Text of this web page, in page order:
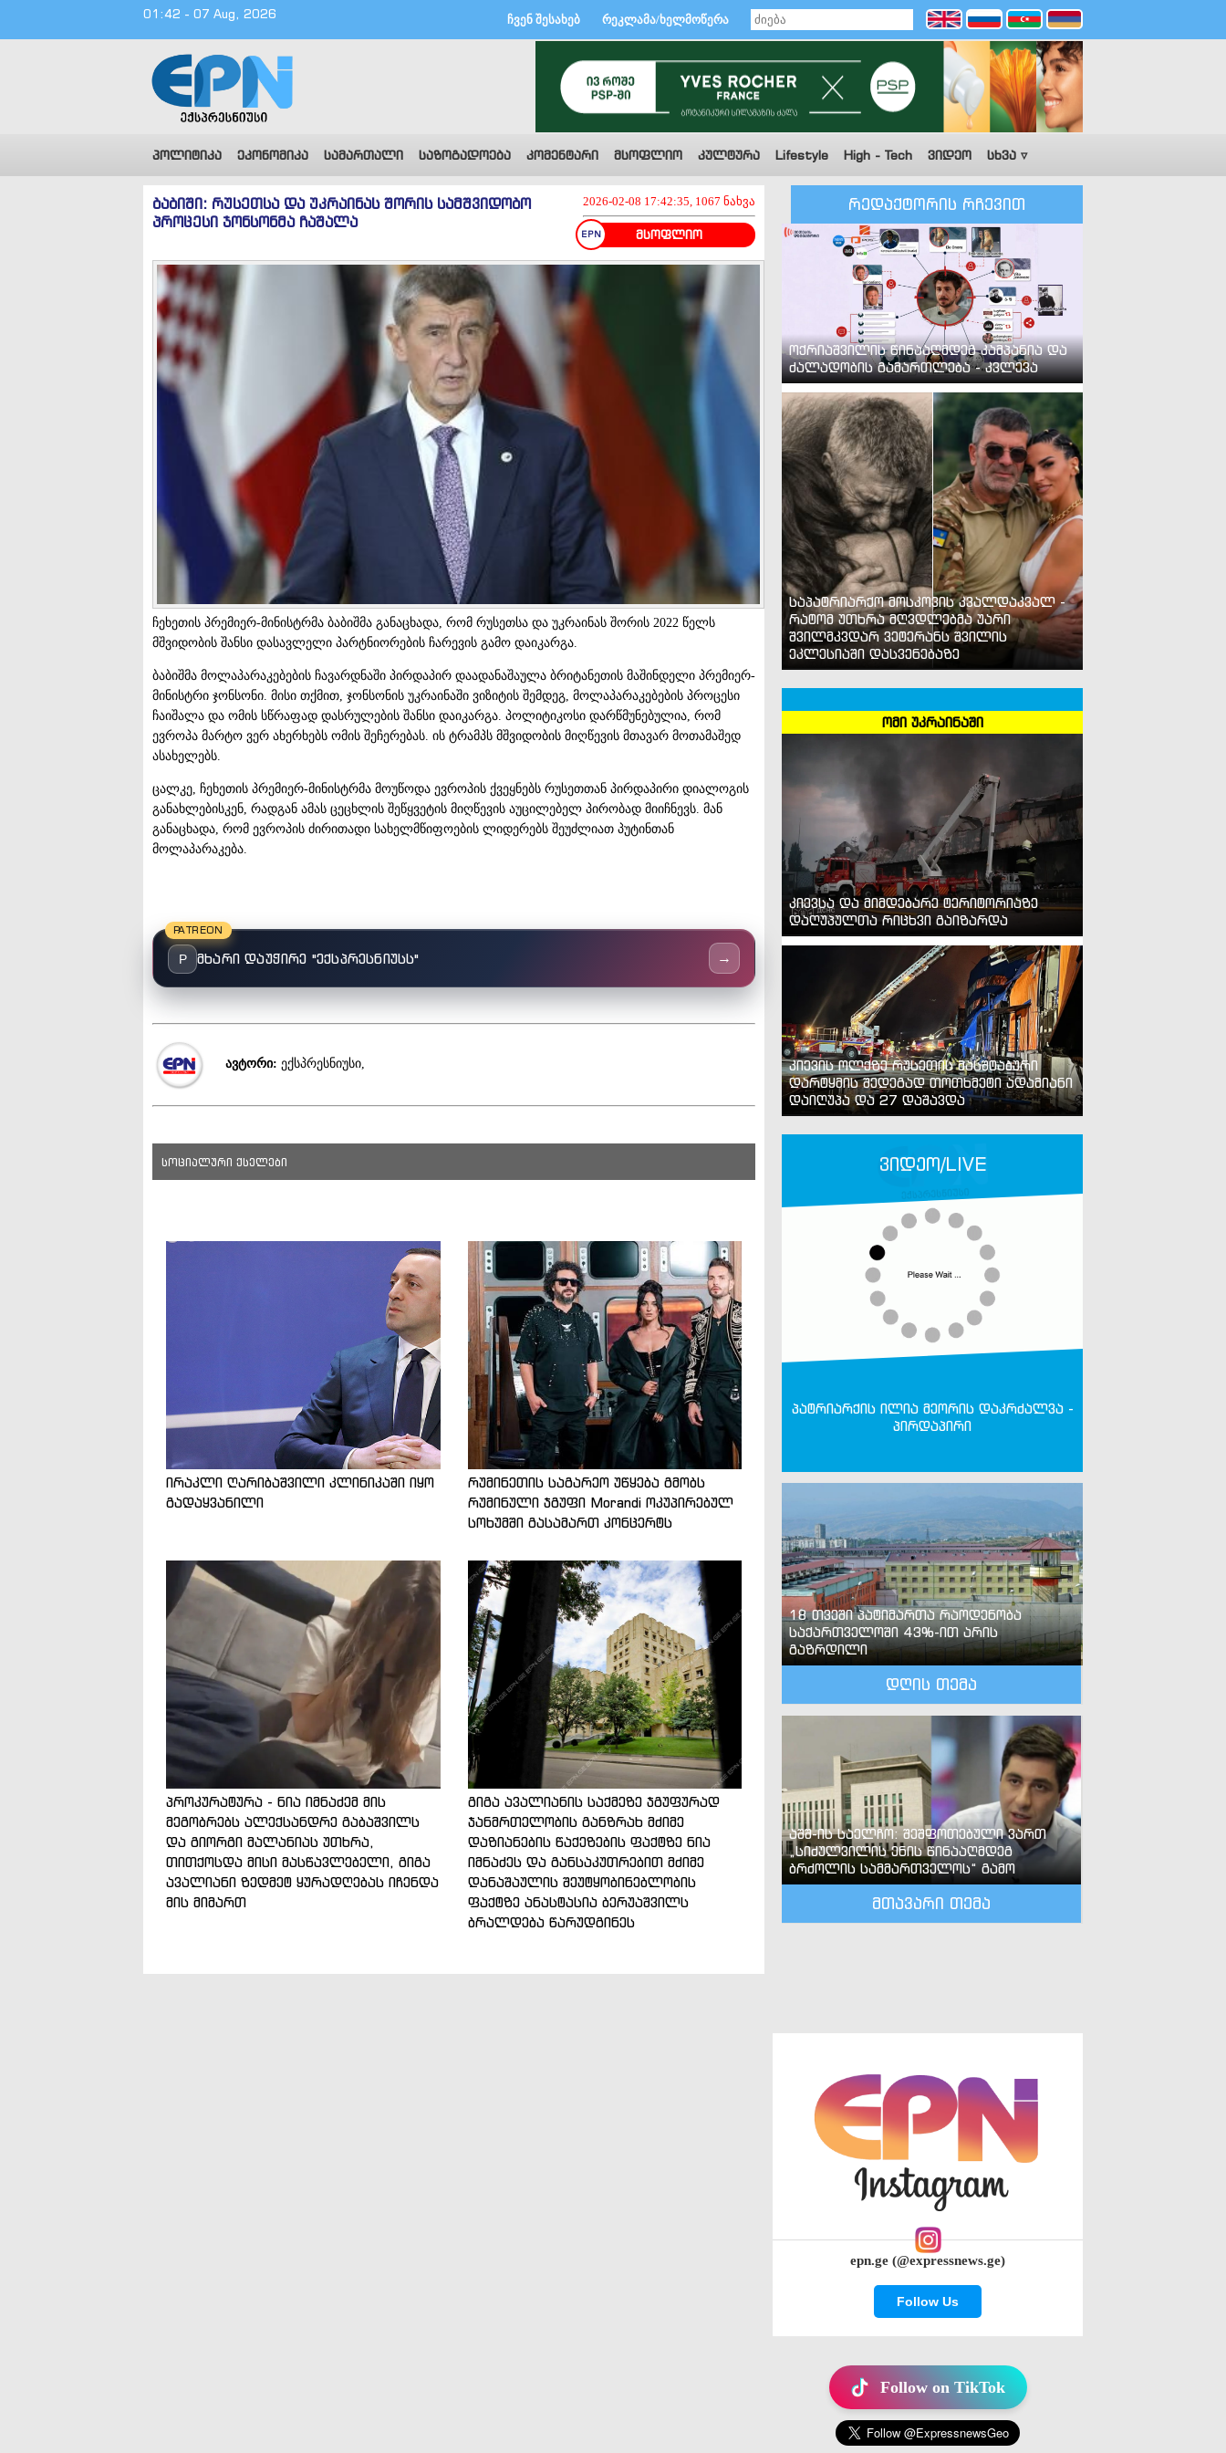
01:42 - 07 Aug, 2026 ჩვენ შესახებ რეკლამა/ხელმოწერა
პოლიტიკა ეკონომიკა სამართალი საზოგადოება კომენტარი მსოფლიო კულტურა Lifestyle High - Tech ვიდეო სხვა ▿
2026-02-08 17:42:35, 1067 ნახვა
მსოფლიო
ბაბიში: რუსეთსა და უკრაინას შორის სამშვიდობო
პროცესი ჯონსონმა ჩაშალა
ჩეხეთის პრემიერ-მინისტრმა ბაბიშმა განაცხადა, რომ რუსეთსა და უკრაინას შორის 2022 წელს
მშვიდობის შანსი დასავლელი პარტნიორების ჩარევის გამო დაიკარგა.
ბაბიშმა მოლაპარაკებების ჩავარდნაში პირდაპირ დაადანაშაულა ბრიტანეთის მაშინდელი პრემიერ-
მინისტრი ჯონსონი. მისი თქმით, ჯონსონის უკრაინაში ვიზიტის შემდეგ, მოლაპარაკებების პროცესი
ჩაიშალა და ომის სწრაფად დასრულების შანსი დაიკარგა. პოლიტიკოსი დარწმუნებულია, რომ
ევროპა მარტო ვერ ახერხებს ომის შეჩერებას. ის ტრამპს მშვიდობის მიღწევის მთავარ მოთამაშედ
ასახელებს.
ცალკე, ჩეხეთის პრემიერ-მინისტრმა მოუწოდა ევროპის ქვეყნებს რუსეთთან პირდაპირი დიალოგის
განახლებისკენ, რადგან ამას ცეცხლის შეწყვეტის მიღწევის აუცილებელ პირობად მიიჩნევს. მან
განაცხადა, რომ ევროპის ძირითადი სახელმწიფოების ლიდერებს შეუძლიათ პუტინთან
მოლაპარაკება.
PATREON
P მხარი დაუჭირე "ექსპრესნიუსს" →
ავტორი: ექსპრესნიუსი,
სოციალური ქსელები
ირაკლი ღარიბაშვილი კლინიკაში იყო
გადაყვანილი
რუმინეთის საგარეო უწყება გმობს
რუმინული ჯგუფი Morandi ოკუპირებულ
სოხუმში გასამართ კონცერტს
პროკურატურა - ნია იმნაძემ მის
მეგობრებს ალექსანდრე გაბაშვილს
და გიორგი მალანიას უთხრა,
თითქოსდა მისი მასწავლებელი, გიგა
ავალიანი ზედმეტ ყურადღებას იჩენდა
მის მიმართ
გიგა ავალიანის საქმეზე ჯგუფურად
ჯანმრთელობის განზრახ მძიმე
დაზიანების წაქეზების ფაქტზე ნია
იმნაძეს და განსაკუთრებით მძიმე
დანაშაულის შეუტყობინებლობის
ფაქტზე ანასტასია ბერუაშვილს
ბრალდება წარუდგინეს
რედაქტორის რჩევით
ოქრიაშვილის წინააღმდეგ კამპანია და
ძალადობის გამართლება - კვლევა
საპატრიარქო მოსკოვის კვალდაკვალ -
რატომ უთხრა მღვდლებმა უარი
შვილმკვდარ ვეტერანს შვილის
ეკლესიაში დასვენებაზე
ომი უკრაინაში
კიევსა და მიმდებარე ტერიტორიაზე
დაღუპულთა რიცხვი გაიზარდა
კიევის ოლქზე რუსეთის მასშტაბური
დარტყმის შედეგად თოთხმეტი ადამიანი
დაიღუპა და 27 დაშავდა
ვიდეო/LIVE
პატრიარქის ილია მეორის დაკრძალვა -
პირდაპირი
18 თვეში პატიმართა რაოდენობა
საქართველოში 43%-ით არის
გაზრდილი
დღის თემა
აშშ-ის საელჩო: შეშფოთებული ვართ
„სიძულვილის ენის წინააღმდეგ
ბრძოლის სამმართველოს“ გამო
მთავარი თემა
epn.ge (@expressnews.ge)
Follow Us
Follow on TikTok